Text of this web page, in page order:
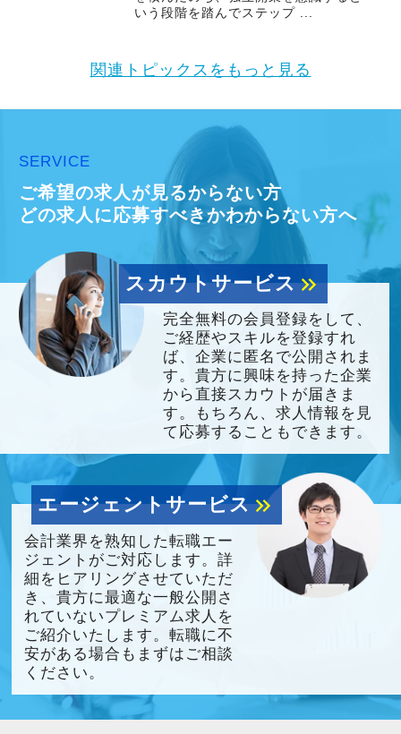
いう段階を踏んでステップ ...
関連トピックスをもっと見る
SERVICE
ご希望の求人が見るからない方
どの求人に応募すべきかわからない方へ
スカウトサービスkeyboard_double_arrow_right
完全無料の会員登録をして、
ご経歴やスキルを登録すれ
ば、企業に匿名で公開されま
す。貴方に興味を持った企業
から直接スカウトが届きま
す。もちろん、求人情報を見
て応募することもできます。
エージェントサービスkeyboard_double_arrow_right
会計業界を熟知した転職エー
ジェントがご対応します。詳
細をヒアリングさせていただ
き、貴方に最適な一般公開さ
れていないプレミアム求人を
ご紹介いたします。転職に不
安がある場合もまずはご相談
ください。